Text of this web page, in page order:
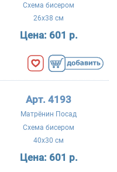
Схема бисером
26x38 см
Цена: 601 р.
Арт. 4193
Матрёнин Посад
Схема бисером
40x30 см
Цена: 601 р.